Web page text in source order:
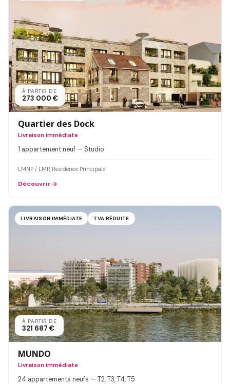
À PARTIR DE
273 000 €
Quartier des Dock
Livraison immédiate
1 appartement neuf — Studio
LMNP / LMP, Residence Principale
Découvrir
LIVRAISON IMMÉDIATE TVA RÉDUITE
À PARTIR DE
321 687 €
MUNDO
Livraison immédiate
24 appartements neufs — T2, T3, T4, T5